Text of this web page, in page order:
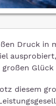
Druck in
diesem